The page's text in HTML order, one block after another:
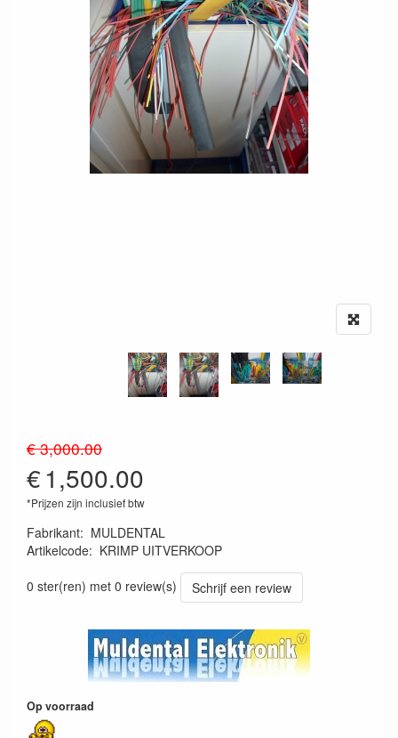
€ 3,000.00
€1,500.00
*Prijzen zijn inclusief btw
Fabrikant: MULDENTAL
Artikelcode: KRIMP UITVERKOOP
0 ster(ren) met 0 review(s)
Schrijf een review
Op voorraad